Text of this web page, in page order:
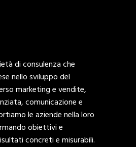
di consulenza che
nello sviluppo del
marketing e vendite,
comunicazione e
le aziende nella loro
obiettivi e
concreti e misurabili.